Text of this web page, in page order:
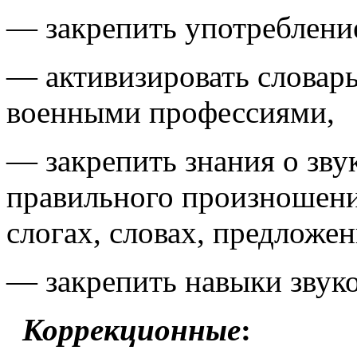
— закрепить
— активизировать
военными профессиями,
— закрепить знания о
правильного
слогах, словах,
— закрепить навыки
Коррекционные: